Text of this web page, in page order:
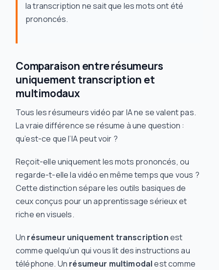
la transcription ne sait que les mots ont été
prononcés.
Comparaison entre résumeurs
uniquement transcription et
multimodaux
Tous les résumeurs vidéo par IA ne se valent pas.
La vraie différence se résume à une question :
qu’est-ce que l’IA peutvoir ?
Reçoit-elle uniquement les mots prononcés, ou
regarde-t-elle la vidéo en même temps que vous ?
Cette distinction sépare les outils basiques de
ceux conçus pour un apprentissage sérieux et
riche en visuels.
Un résumeur uniquement transcriptionest
comme quelqu’un qui vous lit des instructions au
téléphone. Un résumeur multimodalest comme